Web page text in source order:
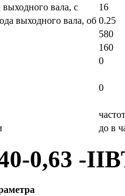
вала, с
16
выходного вала, об 0.25
580
160
0
0
до в
0,63 -